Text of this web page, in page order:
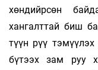
хөндийрсөн
хангалттай биш
түүн рүү
бүтээх зам руу